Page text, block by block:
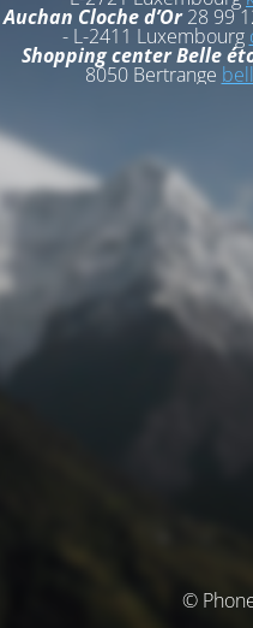
Auchan Cloche d’Or28 99
- L-2411 Luxembourg
Shopping center Belle
8050 Bertrange
©